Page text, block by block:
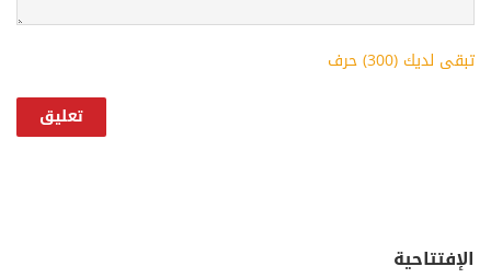
تبقى لديك (300) حرف
الإفتتاحية